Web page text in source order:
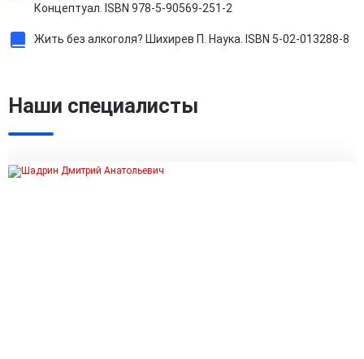
Концептуал. ISBN 978-5-90569-251-2
Жить без алкоголя? Шихирев П. Наука. ISBN 5-02-013288-8
Наши специалисты